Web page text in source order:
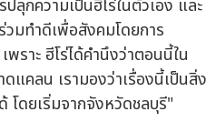
ลุกความเป็นฮีโร่ในตัวเอง และ
วมทำดีเพื่อสังคมโดยการ
ราะ ฮีโร่ได้คำนึงว่าตอนนี้ใน
แคลน เรามองว่าเรื่องนี้เป็นสิ่ง
โดยเริ่มจากจังหวัดชลบุรี"